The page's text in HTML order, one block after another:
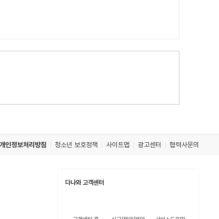
개인정보처리방침 청소년 보호정책 사이트맵 광고센터 협력사문의
다나와 고객센터